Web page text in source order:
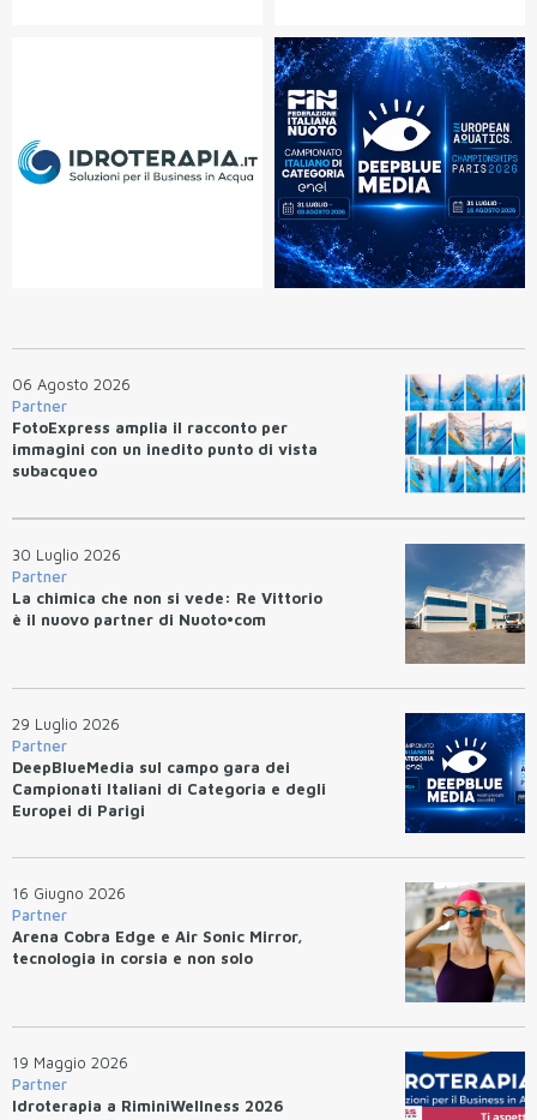
06 Agosto 2026
Partner
FotoExpress amplia il racconto per
immagini con un inedito punto di vista
subacqueo
30 Luglio 2026
Partner
La chimica che non si vede: Re Vittorio
è il nuovo partner di Nuoto•com
29 Luglio 2026
Partner
DeepBlueMedia sul campo gara dei
Campionati Italiani di Categoria e degli
Europei di Parigi
16 Giugno 2026
Partner
Arena Cobra Edge e Air Sonic Mirror,
tecnologia in corsia e non solo
19 Maggio 2026
Partner
Idroterapia a RiminiWellness 2026